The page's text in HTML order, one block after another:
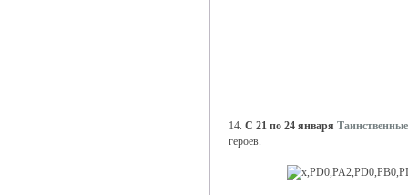
14. С 21 по 24 января
героев.